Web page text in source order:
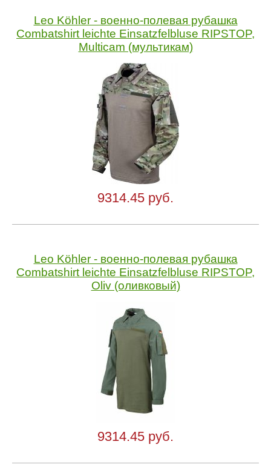
Leo Köhler - военно-полевая рубашка
Combatshirt leichte Einsatzfelbluse RIPSTOP,
Multicam (мультикам)
9314.45 руб.
Leo Köhler - военно-полевая рубашка
Combatshirt leichte Einsatzfelbluse RIPSTOP,
Oliv (оливковый)
9314.45 руб.